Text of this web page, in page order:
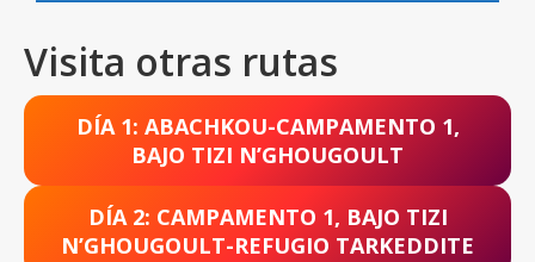
Visita otras rutas
DÍA 1: ABACHKOU-CAMPAMENTO 1,
BAJO TIZI N’GHOUGOULT
DÍA 2: CAMPAMENTO 1, BAJO TIZI
N’GHOUGOULT-REFUGIO TARKEDDITE